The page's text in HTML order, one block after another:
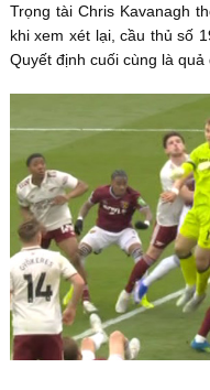
Trọng tài Chris Kavanagh
khi xem xét lại, cầu thủ số
Quyết định cuối cùng là quả